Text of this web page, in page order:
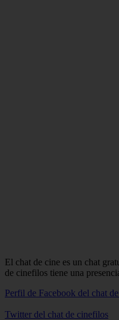
El chat de cine es un chat
de cinefilos tiene una
Perfil de Facebook del chat
Twitter del chat de cinefilos